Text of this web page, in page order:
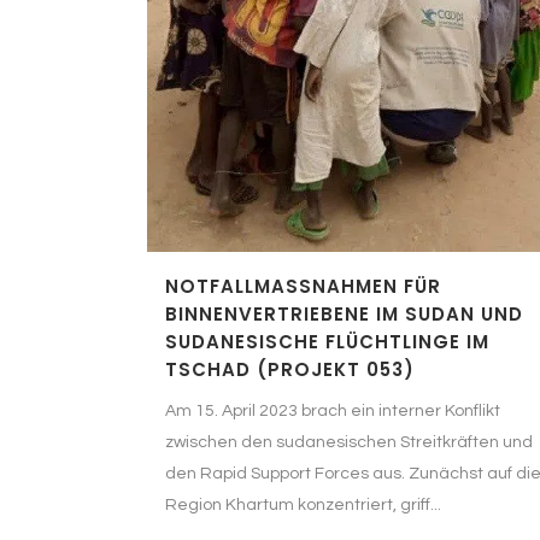
NOTFALLMASSNAHMEN FÜR B
INNENVERTRIEBENE IM SUDAN UND S
UDANESISCHE FLÜCHTLINGE IM T
SCHAD (PROJEKT 053)
Am 15. April 2023 brach ein interner Konflikt
zwischen den sudanesischen Streitkräften und
den Rapid Support Forces aus. Zunächst auf die
Region Khartum konzentriert, griff...